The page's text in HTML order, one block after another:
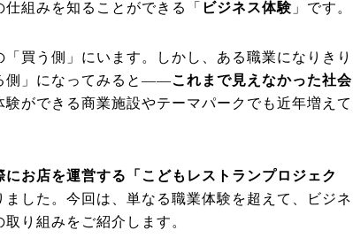
組みを知ることができる「 ビジネス体験 」です。
買う側」にいます。しかし、ある職業になりきり
側」になってみると——これまで見えなかった社会
験ができる商業施設やテーマパークでも近年増えて
お店を運営する「こどもレストランプロジェク
した。今回は、単なる職業体験を超えて、ビジネ
り組みをご紹介します。